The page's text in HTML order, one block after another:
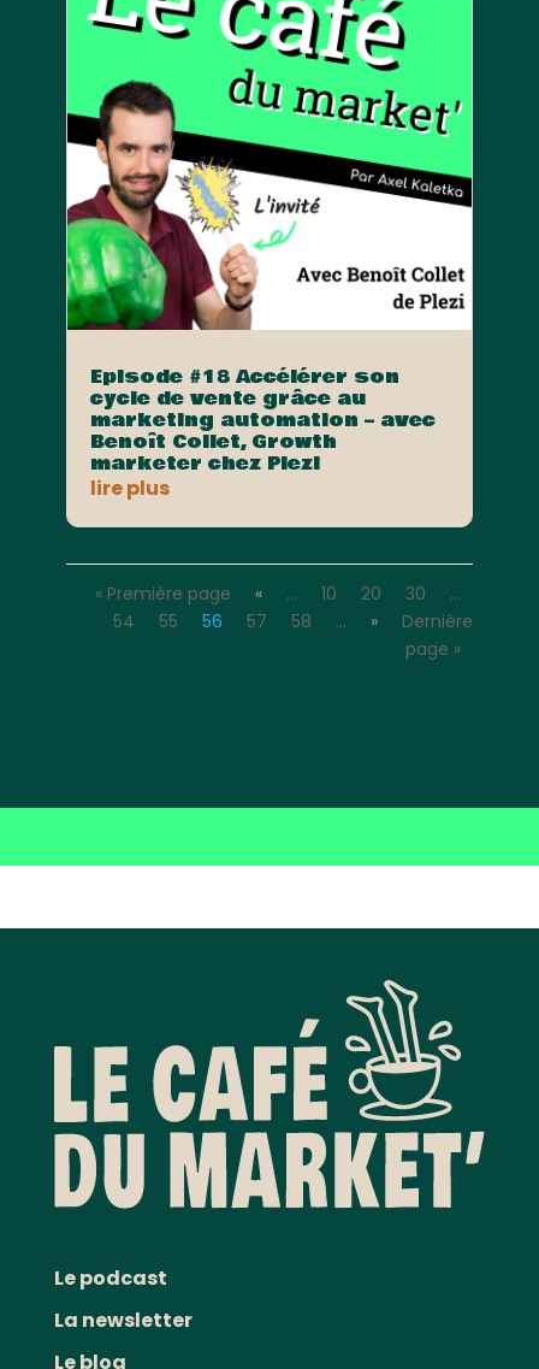
Episode #18 Accélérer son
cycle de vente grâce au
marketing automation – avec
Benoît Collet, Growth
marketer chez Plezi
lire plus
« Première page « … 10 20 30
…
54
55 56 57 58 … »
Dernière
page »
Le podcast
La newsletter
Le blog